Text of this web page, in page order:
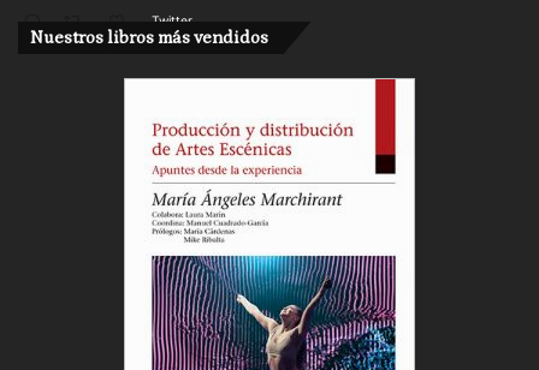
Twitter
Cargar más
Nuestros libros más vendidos